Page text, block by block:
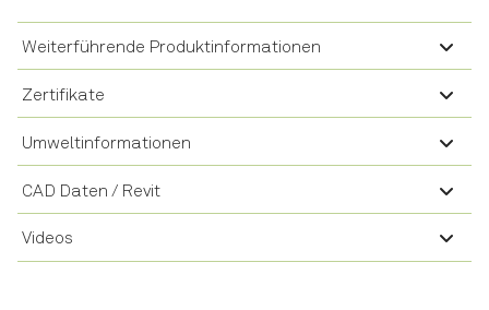
Weiterführende Produktinformationen
Zertifikate
Umweltinformationen
CAD Daten / Revit
Videos